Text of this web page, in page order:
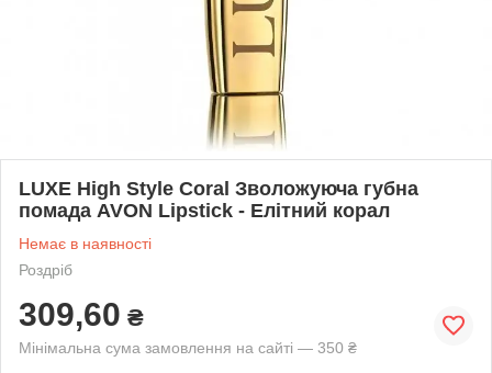
LUXE High Style Coral Зволожуюча губна
помада AVON Lipstick - Елітний корал
Немає в наявності
Роздріб
309,60 ₴
Мінімальна сума замовлення на сайті — 350 ₴